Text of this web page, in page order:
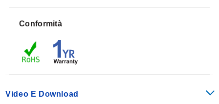
Conformità
Video E Download